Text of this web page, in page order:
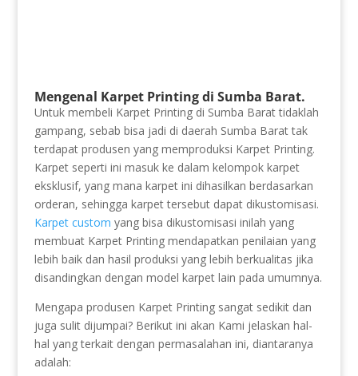
Mengenal Karpet Printing di Sumba Barat.
Untuk membeli Karpet Printing di Sumba Barat tidaklah
gampang, sebab bisa jadi di daerah Sumba Barat tak
terdapat produsen yang memproduksi Karpet Printing.
Karpet seperti ini masuk ke dalam kelompok karpet
eksklusif, yang mana karpet ini dihasilkan berdasarkan
orderan, sehingga karpet tersebut dapat dikustomisasi.
Karpet custom yang bisa dikustomisasi inilah yang
membuat Karpet Printing mendapatkan penilaian yang
lebih baik dan hasil produksi yang lebih berkualitas jika
disandingkan dengan model karpet lain pada umumnya.
Mengapa produsen Karpet Printing sangat sedikit dan
juga sulit dijumpai? Berikut ini akan Kami jelaskan hal-
hal yang terkait dengan permasalahan ini, diantaranya
adalah: